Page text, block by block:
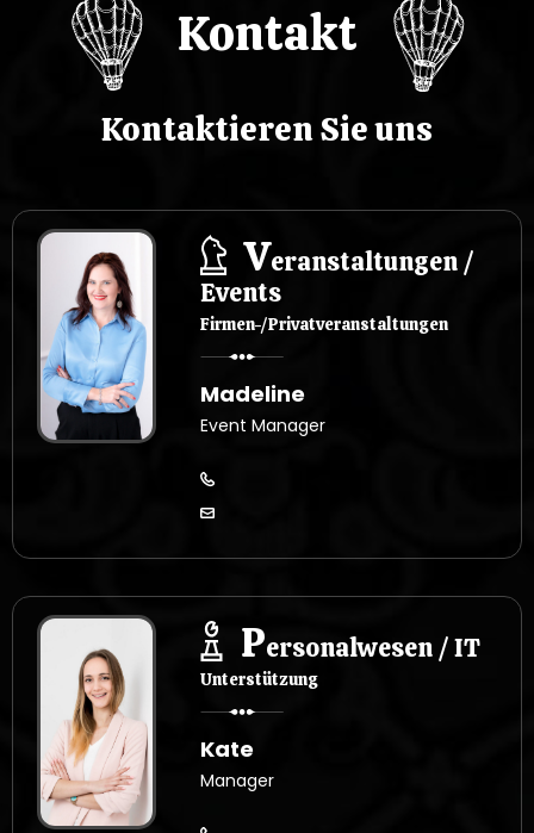
Kontakt
Kontaktieren Sie uns
Veranstaltungen /
Events
Firmen-/Privatveranstaltungen
Madeline
Event Manager
Personalwesen / IT
Unterstützung
Kate
Manager